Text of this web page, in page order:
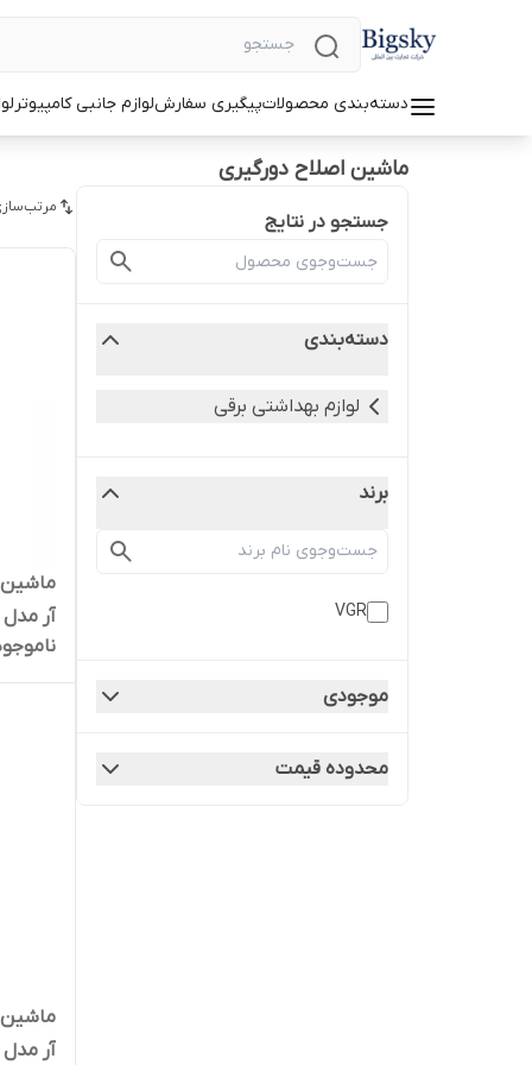
دسته‌بندی محصولاتپیگیری سفارشلوازم جانبی کامپیوتر
ماشین اصلاح دورگیری
جستجو در نتایج
دسته‌بندی
لوازم بهداشتی برقی
برند
VGR
موجودی
محدوده قیمت
آر مدل VGR V-290
آر مدل VGR V-070